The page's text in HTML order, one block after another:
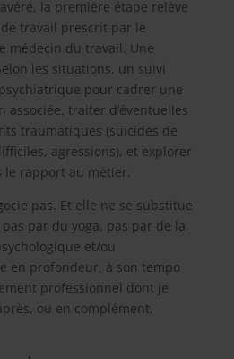
la première étape relève
travail prescrit par le
médecin du travail. Une
les situations, un suivi
pour cadrer une
associée, traiter d’éventuelles
traumatiques (suicides de
agressions), et explorer
le rapport au métier.
pas. Et elle ne se substitue
par du yoga, pas par de la
et/ou
en profondeur, à son tempo
professionnel dont je
ou en complément,